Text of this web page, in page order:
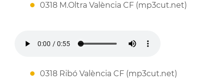
0318 M.Oltra València CF (mp3cut.net)
0318 Ribó València CF (mp3cut.net)